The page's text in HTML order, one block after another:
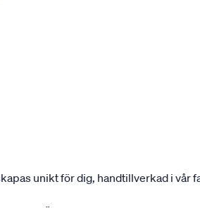
unikt för dig, handtillverkad i